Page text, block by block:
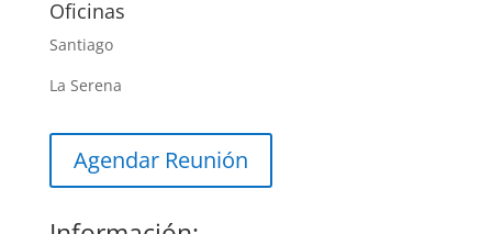
Oficinas
Santiago
La Serena
Agendar Reunión